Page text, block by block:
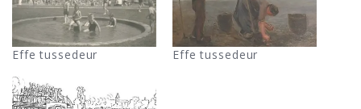
Effe tussedeur Effe tussedeur